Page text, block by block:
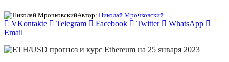
Автор: Николай Мрочковский
VKontakte Telegram Facebook Twitter
WhatsApp
Email